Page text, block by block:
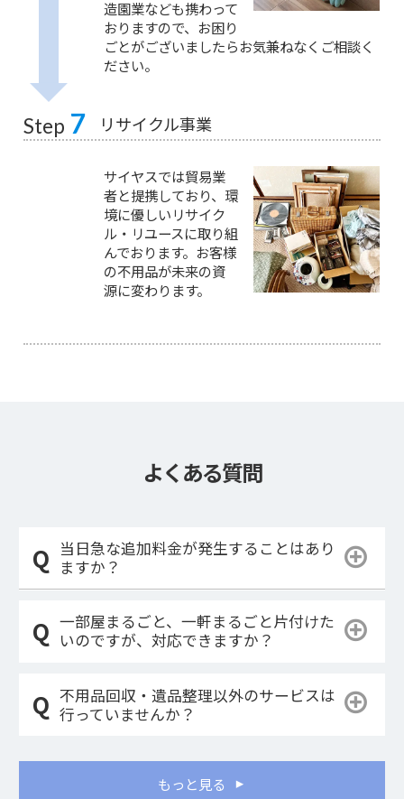
造園業なども携わって
おりますので、お困り
ごとがございましたらお気兼ねなくご相談く
ださい。
Step 7 リサイクル事業
サイヤスでは貿易業
者と提携しており、環
境に優しいリサイク
ル・リユースに取り組
んでおります。お客様
の不用品が未来の資
源に変わります。
よくある質問
当日急な追加料金が発生することはあり
ますか？
一部屋まるごと、一軒まるごと片付けた
いのですが、対応できますか？
不用品回収・遺品整理以外のサービスは
行っていませんか？
もっと見る